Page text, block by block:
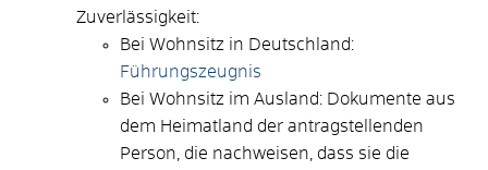
Zuverlässigkeit:
Bei Wohnsitz in Deutschland:
Führungszeugnis
Bei Wohnsitz im Ausland: Dokumente aus
dem Heimatland der antragstellenden
Person, die nachweisen, dass sie die